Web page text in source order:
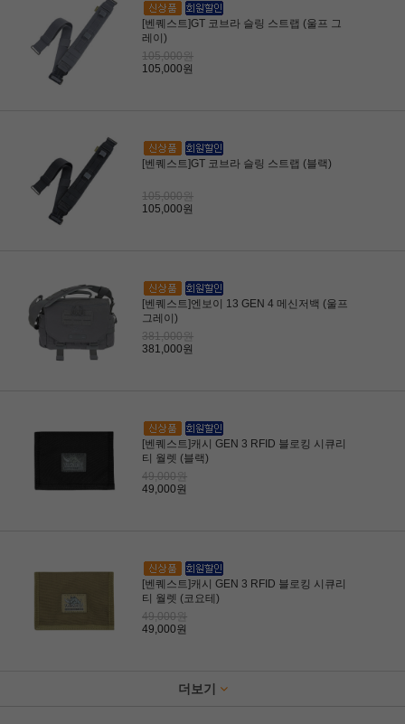
[벤퀘스트]GT 코브라 슬링 스트랩 (울프 그
레이)
105,000원
105,000원
[벤퀘스트]GT 코브라 슬링 스트랩 (블랙)
105,000원
105,000원
[벤퀘스트]엔보이 13 GEN 4 메신저백 (울프
그레이)
381,000원
381,000원
[벤퀘스트]캐시 GEN 3 RFID 블로킹 시큐리
티 월렛 (블랙)
49,000원
49,000원
[벤퀘스트]캐시 GEN 3 RFID 블로킹 시큐리
티 월렛 (코요테)
49,000원
49,000원
더보기